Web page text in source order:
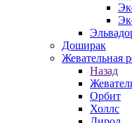
Доширак
Жевательная
Назад
Орбит
Холлс